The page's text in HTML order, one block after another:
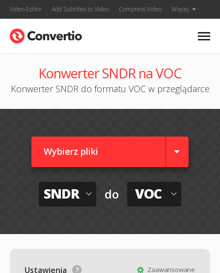
Video Editor Add Subtitles to Video Compress Video Więcej
Konwerter SNDR na VOC
Konwerter SNDR do formatu VOC w przeglądarce
Wybierz pliki
SNDR do VOC
Zaawansowane
Ustawienia